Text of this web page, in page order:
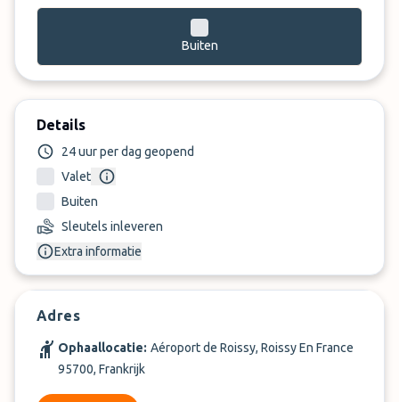
Buiten
Details
24 uur per dag geopend
Valet
Buiten
Sleutels inleveren
Extra informatie
Adres
Ophaallocatie: Aéroport de Roissy, Roissy En France
95700, Frankrijk